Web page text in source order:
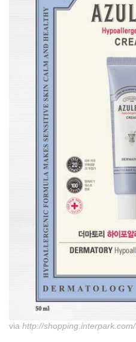
via http://shopping.interpark.com/